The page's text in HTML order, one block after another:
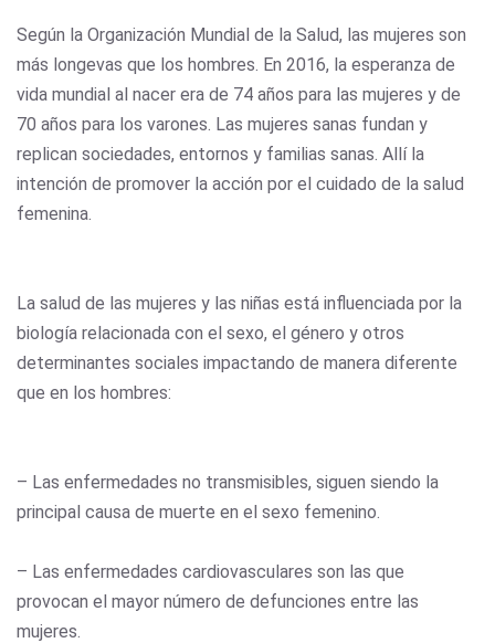
Según la Organización Mundial de la Salud, las mujeres son
más longevas que los hombres. En 2016, la esperanza de
vida mundial al nacer era de 74 años para las mujeres y de
70 años para los varones. Las mujeres sanas fundan y
replican sociedades, entornos y familias sanas. Allí la
intención de promover la acción por el cuidado de la salud
femenina.
La salud de las mujeres y las niñas está influenciada por la
biología relacionada con el sexo, el género y otros
determinantes sociales impactando de manera diferente
que en los hombres:
– Las enfermedades no transmisibles, siguen siendo la
principal causa de muerte en el sexo femenino.
– Las enfermedades cardiovasculares son las que
provocan el mayor número de defunciones entre las
mujeres.